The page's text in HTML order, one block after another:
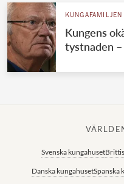
KUNGAFAMILJEN
Kungens
tystnaden
Svenska kungahuset
Danska kungahusetSpanska